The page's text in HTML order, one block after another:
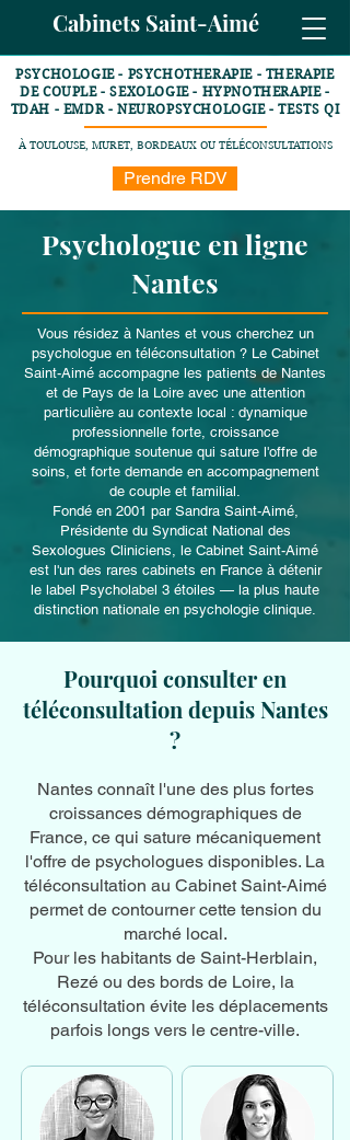
Cabinets Saint-Aimé
PSYCHOLOGIE - PSYCHOTHERAPIE - THERAPIE
DE COUPLE - SEXOLOGIE - HYPNOTHERAPIE -
TDAH - EMDR - NEUROPSYCHOLOGIE - TESTS QI
À TOULOUSE, MURET, BORDEAUX OU TÉLÉCONSULTATIONS
Prendre RDV
Psychologue en ligne
Nantes
Vous résidez à Nantes et vous cherchez un
psychologue en téléconsultation ? Le Cabinet
Saint-Aimé accompagne les patients de Nantes
et de Pays de la Loire avec une attention
particulière au contexte local : dynamique
professionnelle forte, croissance
démographique soutenue qui sature l'offre de
soins, et forte demande en accompagnement
de couple et familial.
Fondé en 2001 par Sandra Saint-Aimé,
Présidente du Syndicat National des
Sexologues Cliniciens, le Cabinet Saint-Aimé
est l'un des rares cabinets en France à détenir
le label Psycholabel 3 étoiles — la plus haute
distinction nationale en psychologie clinique.
Pourquoi consulter en
téléconsultation depuis Nantes
?
Nantes connaît l'une des plus fortes
croissances démographiques de
France, ce qui sature mécaniquement
l'offre de psychologues disponibles. La
téléconsultation au Cabinet Saint-Aimé
permet de contourner cette tension du
marché local.
Pour les habitants de Saint-Herblain,
Rezé ou des bords de Loire, la
téléconsultation évite les déplacements
parfois longs vers le centre-ville.